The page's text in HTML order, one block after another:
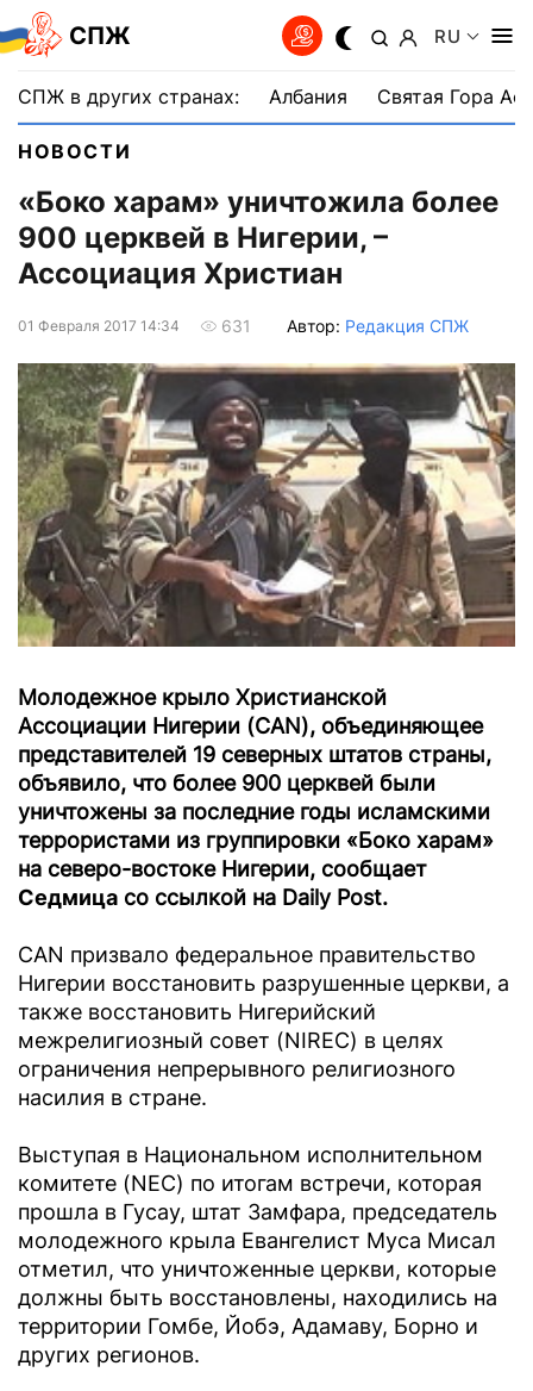
СПЖ RU
СПЖ в других странах: Албания Святая Гора
НОВОСТИ
«Боко харам» уничтожила более
900 церквей в Нигерии, –
Ассоциация Христиан
01 Февраля 2017 14:34 631 Автор: Редакция СПЖ
Молодежное крыло Христианской
Ассоциации Нигерии (CAN), объединяющее
представителей 19 северных штатов страны‎,
объявило, что более 900 церквей были
уничтожены за последние годы исламскими
террористами из группировки «Боко харам»
на северо-востоке Нигерии, сообщает
Седмица со ссылкой на Daily Post.
CAN призвало федеральное правительство
Нигерии восстановить разрушенные церкви, а
также восстановить Нигерийский
межрелигиозный совет (NIREC) в целях
ограничения непрерывного религиозного
насилия в стране.
Выступая в Национальном исполнительном
комитете (NEC) по итогам встречи, которая
прошла в Гусау, штат Замфара, председатель
молодежного крыла Евангелист Муса Мисал
отметил, что уничтоженные церкви, которые
должны быть восстановлены, находились на
территории Гомбе, Йобэ, Адамаву, Борно и
других регионов.